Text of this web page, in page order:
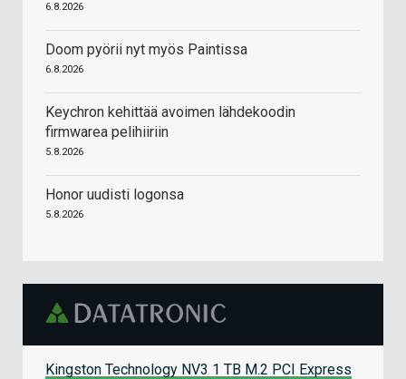
6.8.2026
Doom pyörii nyt myös Paintissa
6.8.2026
Keychron kehittää avoimen lähdekoodin
firmwarea pelihiiriin
5.8.2026
Honor uudisti logonsa
5.8.2026
Kingston Technology NV3 1 TB M.2 PCI Express